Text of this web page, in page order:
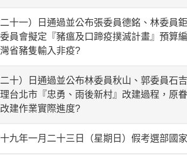
一）日通過並公布張委員德銘、林委員
員會擬定『豬瘟及口蹄疫撲滅計畫』預算
省豬隻輸入非疫?
）日通過並公布林委員秋山、郭委員石
台北市『忠勇、雨後新村』改建過程，原
建作業實際進度?
年一月二十三日（星期日）假考選部國家